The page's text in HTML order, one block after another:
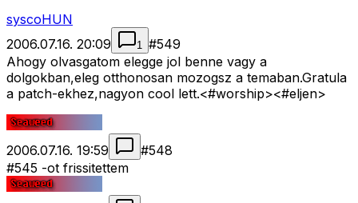
syscoHUN
2006.07.16. 20:09
1 #549
Ahogy olvasgatom elegge jol benne vagy a
dolgokban,eleg otthonosan mozogsz a temaban.Gratula
a patch-ekhez,nagyon cool lett.<#worship><#eljen>
2006.07.16. 19:59 #548
#545 -ot frissitettem